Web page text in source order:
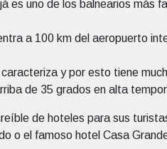
es uno de los balnearios más
a 100 km del aeropuerto
caracteriza y por esto tiene
de 35 grados en alta
de hoteles para sus
o el famoso hotel Casa